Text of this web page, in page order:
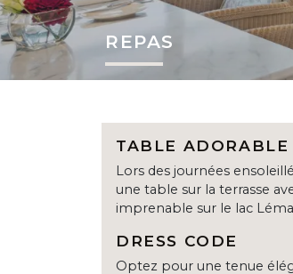
REPAS
TABLE ADORABLE
Lors des journées
une table sur la terrasse
imprenable sur le lac
DRESS CODE
Optez pour une tenue